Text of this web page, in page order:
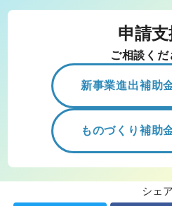
申請支
ご相談くだ
新事業進出補助
ものづくり補助
シェア